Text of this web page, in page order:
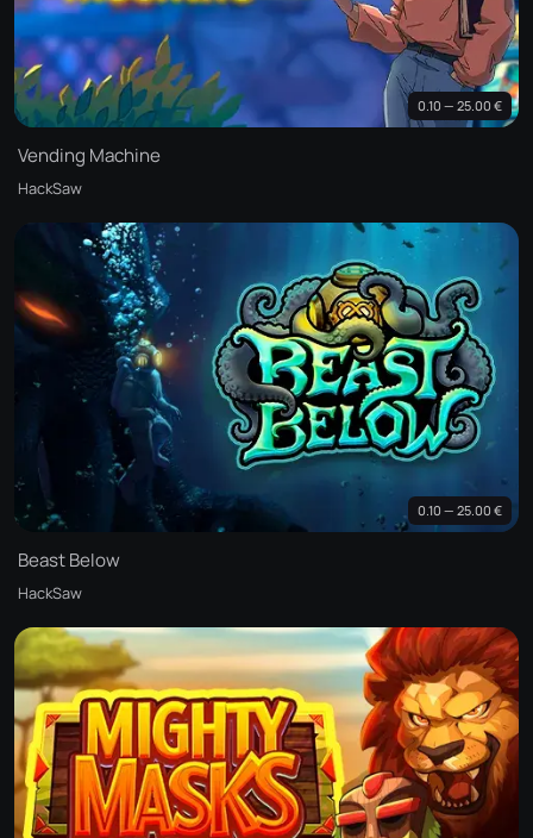
0.10 — 25.00 €
Vending Machine
HackSaw
0.10 — 25.00 €
Beast Below
HackSaw